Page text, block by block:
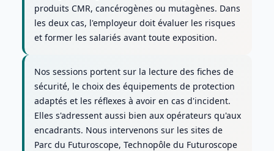
produits CMR, cancérogènes ou mutagènes. Dans
les deux cas, l'employeur doit évaluer les risques
et former les salariés avant toute exposition.
Nos sessions portent sur la lecture des fiches de
sécurité, le choix des équipements de protection
adaptés et les réflexes à avoir en cas d'incident.
Elles s'adressent aussi bien aux opérateurs qu'aux
encadrants. Nous intervenons sur les sites de
Parc du Futuroscope, Technopôle du Futuroscope